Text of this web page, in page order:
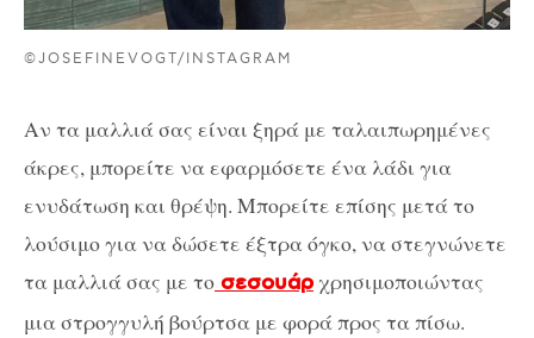
©JOSEFINEVOGT/INSTAGRAM
Αν τα μαλλιά σας είναι ξηρά με ταλαιπωρημένες
άκρες, μπορείτε να εφαρμόσετε ένα λάδι για
ενυδάτωση και θρέψη. Μπορείτε επίσης μετά το
λούσιμο για να δώσετε έξτρα όγκο, να στεγνώνετε
τα μαλλιά σας με το σεσουάρχρησιμοποιώντας
μια στρογγυλή βούρτσα με φορά προς τα πίσω.